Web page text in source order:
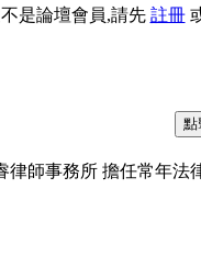
是論壇會員,請先 註冊
律師事務所 擔任常年法